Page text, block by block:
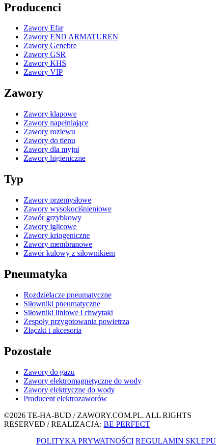
Producenci
Zawory Efar
Zawory END ARMATUREN
Zawory Genebre
Zawory GSR
Zawory KHS
Zawory VIP
Zawory
Zawory klapowe
Zawory napełniające
Zawory rozlewu
Zawory do tlenu
Zawory dla myjni
Zawory higieniczne
Typ
Zawory przemysłowe
Zawory wysokociśnieniowe
Zawór grzybkowy
Zawory iglicowe
Zawory kriogeniczne
Zawory membranowe
Zawór kulowy z siłownikiem
Pneumatyka
Rozdzielacze pneumatyczne
Siłowniki pneumatyczne
Siłowniki liniowe i chwytaki
Zespoły przygotowania powietrza
Złączki i akcesoria
Pozostałe
Zawory do gazu
Zawory elektromagnetyczne do wody
Zawory elektryczne do wody
Producent elektrozaworów
©2026 TE-HA-BUD / ZAWORY.COM.PL. ALL RIGHTS
RESERVED / REALIZACJA: BE PERFECT
POLITYKA PRYWATNOŚCI REGULAMIN SKLEPU